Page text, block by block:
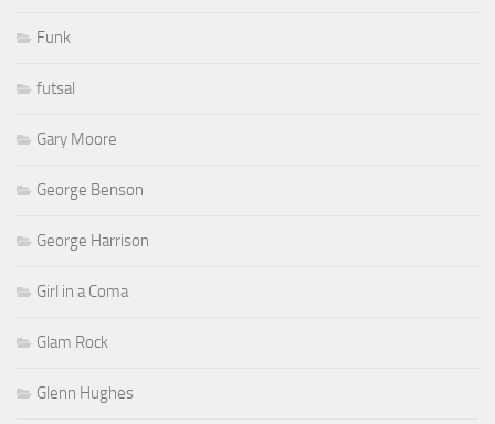
Funk
futsal
Gary Moore
George Benson
George Harrison
Girl in a Coma
Glam Rock
Glenn Hughes